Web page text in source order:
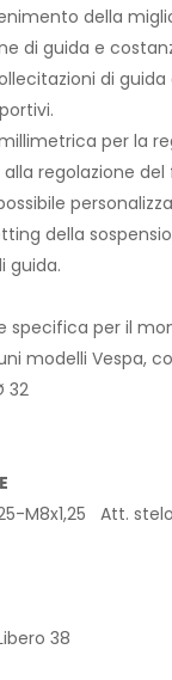
della
di guida e
di guida
per la
regolazione del
della
guida.
specifica per il
modelli Vespa,
32
M8x1,25 Att. stelo
38